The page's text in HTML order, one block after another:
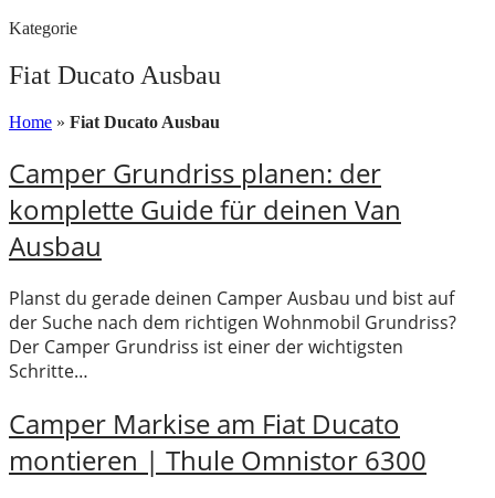
Kategorie
Fiat Ducato Ausbau
Home » Fiat Ducato Ausbau
Camper Grundriss planen: der
komplette Guide für deinen Van
Ausbau
Planst du gerade deinen Camper Ausbau und bist auf
der Suche nach dem richtigen Wohnmobil Grundriss?
Der Camper Grundriss ist einer der wichtigsten
Schritte…
Camper Markise am Fiat Ducato
montieren | Thule Omnistor 6300